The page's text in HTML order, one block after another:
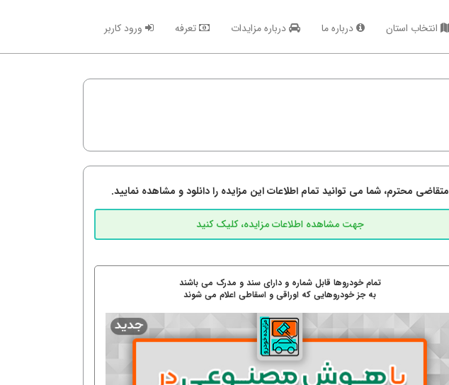
انتخاب استان درباره ما درباره مزایدات تعرفه ورود کاربر
متقاضی محترم، شما می توانید تمام اطلاعات این مزایده را دانلود و مشاهده نمایید.
تمام خودروها قابل شماره و دارای سند و مدرک می باشند
به جز خودروهایی که اوراقی و اسقاطی اعلام می شوند